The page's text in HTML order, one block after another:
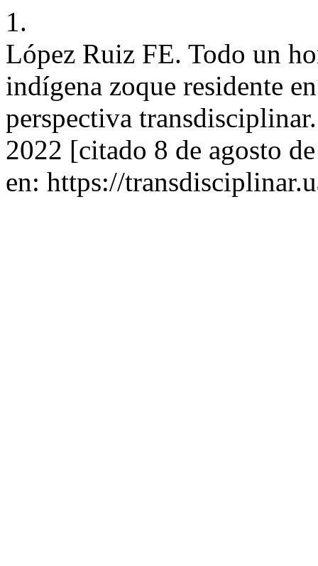
1.
López Ruiz FE. Todo un
indígena zoque residente
perspectiva
2022 [citado 8 de agosto
en: https://